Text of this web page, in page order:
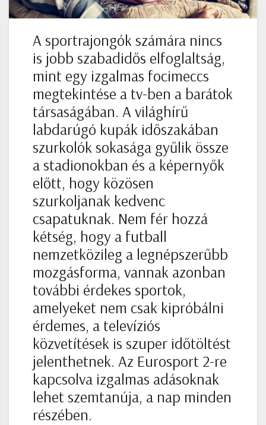
A sportrajongók számára nincs
is jobb szabadidős elfoglaltság,
mint egy izgalmas focimeccs
megtekintése a tv-ben a barátok
társaságában. A világhírű
labdarúgó kupák időszakában
szurkolók sokasága gyűlik össze
a stadionokban és a képernyők
előtt, hogy közösen
szurkoljanak kedvenc
csapatuknak. Nem fér hozzá
kétség, hogy a futball
nemzetközileg a legnépszerűbb
mozgásforma, vannak azonban
további érdekes sportok,
amelyeket nem csak kipróbálni
érdemes, a televíziós
közvetítések is szuper időtöltést
jelenthetnek. Az Eurosport 2-re
kapcsolva izgalmas adásoknak
lehet szemtanúja, a nap minden
részében.